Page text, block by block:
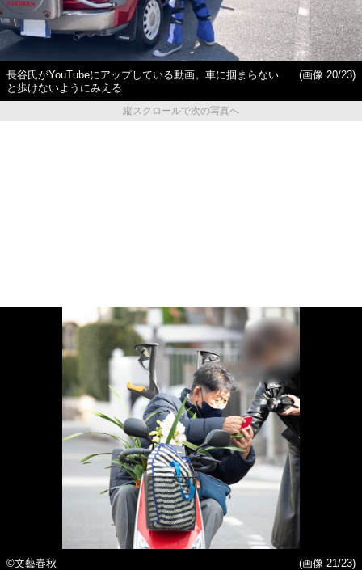
長谷氏がYouTubeにアップしている動画。車に掴まらない
と歩けないようにみえる
(画像 20/23)
縦スクロールで次の写真へ
©️文藝春秋 (画像 21/23)